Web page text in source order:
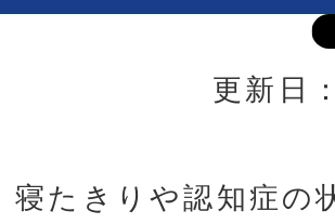
更新日
寝たきりや認知症の